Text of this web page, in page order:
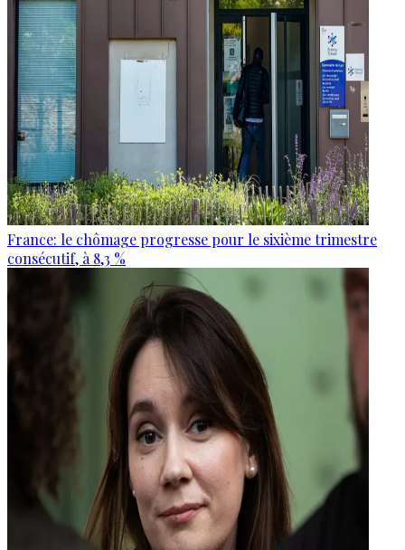
France: le chômage progresse pour le sixième trimestre
consécutif, à 8,3 %